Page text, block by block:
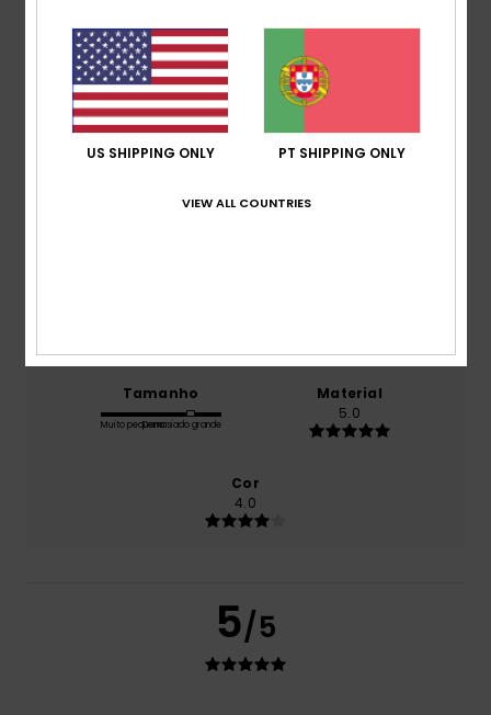
5.0/5
baseado em1 avaliações verificadas
Setembro 2025
produto
Conforto
Tamanho
Muito pequenoDemasiado grande
Material
5.0
Cor
4.0
5/5
US SHIPPING ONLY PT SHIPPING ONLY
VIEW ALL COUNTRIES